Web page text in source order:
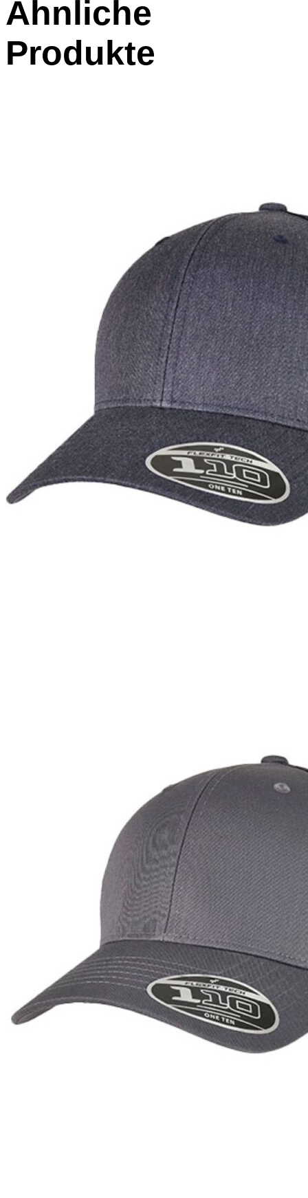
Ähnliche
Produkte